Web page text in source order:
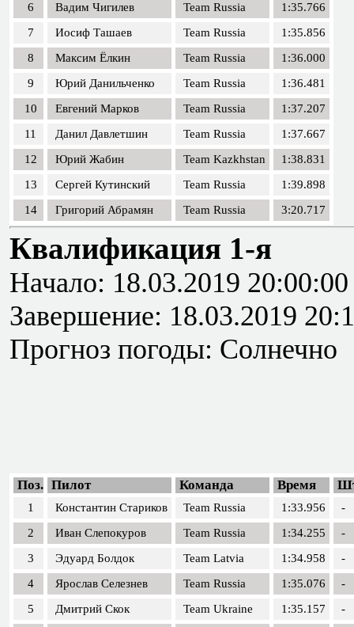
6
Вадим Чигилев Team Russia
1:35.766
7
Иосиф Ташаев Team Russia
1:35.856
8
Максим Ёлкин Team Russia
1:36.000
9
Юрий Данильченко Team Russia
1:36.481
10
Евгений Марков Team Russia
1:37.207
11
Данил Давлетшин Team Russia
1:37.667
12
Юрий Жабин Team Kazkhstan
1:38.831
13
Сергей Кутинский Team Russia
1:39.898
14
Григорий Абрамян Team Russia 3:20.717
Квалификация 1-я
Начало: 18.03.2019 20:00:00
Завершение: 18.03.2019
Прогноз погоды: Солнечно
Поз. Пилот Команда Время
1 Константин Стариков Team Russia 1:33.956
-
2
Иван Слепокуров Team Russia 1:34.255
-
3
Эдуард Болдок Team Latvia 1:34.958
-
4
Ярослав Селезнев Team Russia 1:35.076
-
5
Дмитрий Скок Team Ukraine 1:35.157
-